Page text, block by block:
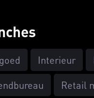
Interieur
Retail